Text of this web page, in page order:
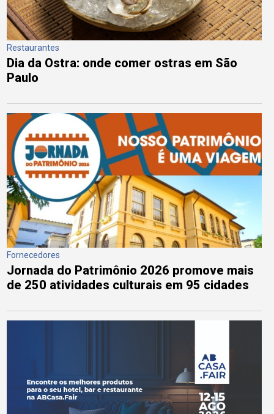
Restaurantes
Dia da Ostra: onde comer ostras em São
Paulo
Fornecedores
Jornada do Patrimônio 2026 promove mais
de 250 atividades culturais em 95 cidades